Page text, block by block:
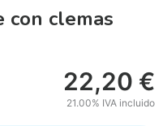
con clemas
22,20 €
21.00% IVA incluido